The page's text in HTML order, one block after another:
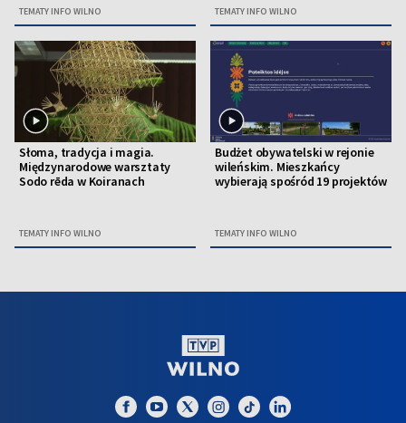
TEMATY INFO WILNO TEMATY INFO WILNO
Słoma, tradycja i magia.
Międzynarodowe warsztaty
Sodo rēda w Koiranach
TEMATY INFO WILNO
Budżet obywatelski w rejonie
wileńskim. Mieszkańcy
wybierają spośród 19 projektów
TEMATY INFO WILNO